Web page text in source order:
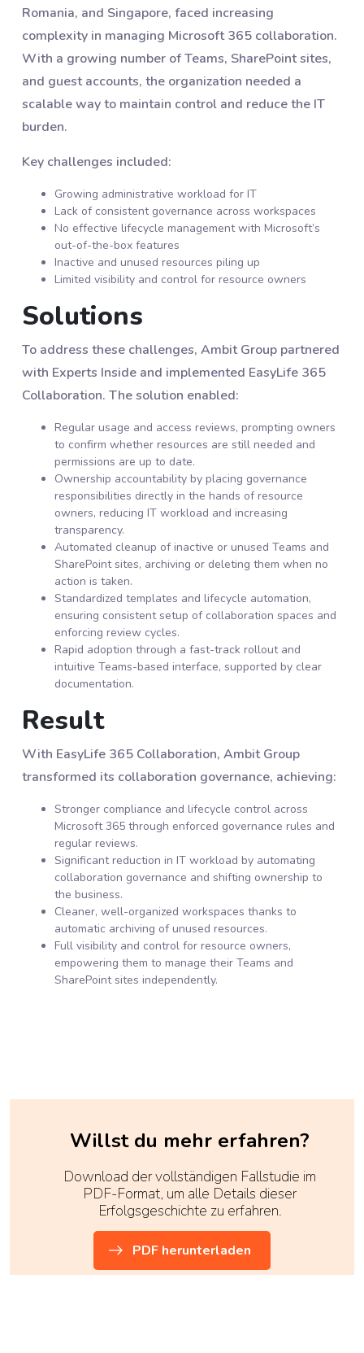
Romania, and Singapore, faced increasing
complexity in managing Microsoft 365 collaboration.
With a growing number of Teams, SharePoint sites,
and guest accounts, the organization needed a
scalable way to maintain control and reduce the IT
burden.
Key challenges included:
Growing administrative workload for IT
Lack of consistent governance across workspaces
No effective lifecycle management with Microsoft’s
out-of-the-box features
Inactive and unused resources piling up
Limited visibility and control for resource owners
Solutions
To address these challenges, Ambit Group partnered
with Experts Inside and implemented EasyLife 365
Collaboration. The solution enabled:
Regular usage and access reviews, prompting owners
to confirm whether resources are still needed and
permissions are up to date.
Ownership accountability by placing governance
responsibilities directly in the hands of resource
owners, reducing IT workload and increasing
transparency.
Automated cleanup of inactive or unused Teams and
SharePoint sites, archiving or deleting them when no
action is taken.
Standardized templates and lifecycle automation,
ensuring consistent setup of collaboration spaces and
enforcing review cycles.
Rapid adoption through a fast-track rollout and
intuitive Teams-based interface, supported by clear
documentation.
Result
With EasyLife 365 Collaboration, Ambit Group
transformed its collaboration governance, achieving:
Stronger compliance and lifecycle control across
Microsoft 365 through enforced governance rules and
regular reviews.
Significant reduction in IT workload by automating
collaboration governance and shifting ownership to
the business.
Cleaner, well-organized workspaces thanks to
automatic archiving of unused resources.
Full visibility and control for resource owners,
empowering them to manage their Teams and
SharePoint sites independently.
Willst du mehr erfahren?
Download der vollständigen Fallstudie im
PDF-Format, um alle Details dieser
Erfolgsgeschichte zu erfahren.
PDF herunterladen